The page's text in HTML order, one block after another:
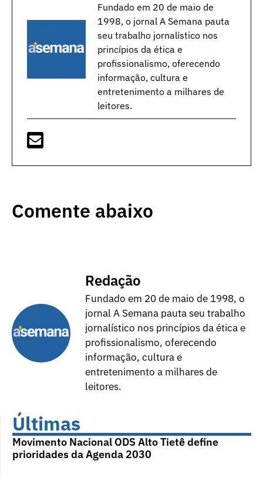
Fundado em 20 de maio de
1998, o jornal A Semana pauta
seu trabalho jornalístico nos
princípios da ética e
profissionalismo, oferecendo
informação, cultura e
entretenimento a milhares de
leitores.
Comente abaixo
Redação
Fundado em 20 de maio de 1998, o
jornal A Semana pauta seu trabalho
jornalístico nos princípios da ética e
profissionalismo, oferecendo
informação, cultura e
entretenimento a milhares de
leitores.
Últimas
Movimento Nacional ODS Alto Tietê define
prioridades da Agenda 2030